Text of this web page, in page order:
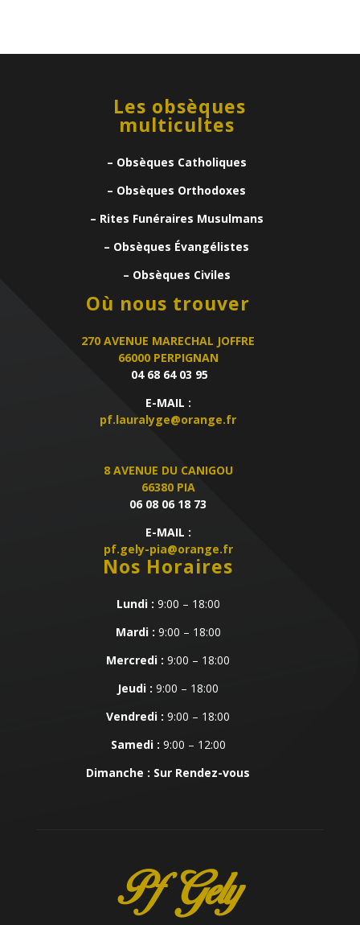
Les obsèques
multicultes
– Obsèques Catholiques
– Obsèques Orthodoxes
– Rites Funéraires Musulmans
– Obsèques Évangélistes
– Obsèques Civiles
Où nous trouver
270 AVENUE MARECHAL JOFFRE
66000 PERPIGNAN
04 68 64 03 95
E-MAIL :
pf.lauralyge@orange.fr
8 AVENUE DU CANIGOU
66380 PIA
06 08 06 18 73
E-MAIL :
pf.gely-pia@orange.fr
Nos Horaires
Lundi : 9:00 – 18:00
Mardi : 9:00 – 18:00
Mercredi : 9:00 – 18:00
Jeudi : 9:00 – 18:00
Vendredi : 9:00 – 18:00
Samedi : 9:00 – 12:00
Dimanche : Sur Rendez-vous
Pf Gely